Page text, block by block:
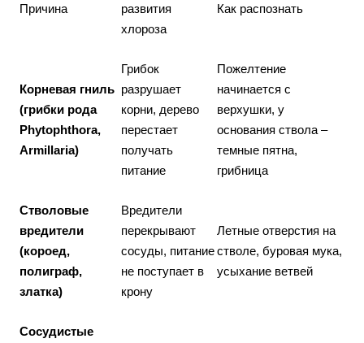
Причина
развития
хлороза
Как распознать
Корневая гниль
(грибки рода
Phytophthora,
Armillaria)
Грибок
разрушает
корни, дерево
перестает
получать
питание
Пожелтение
начинается с
верхушки, у
основания ствола –
темные пятна,
грибница
Стволовые
вредители
(короед,
полиграф,
златка)
Вредители
перекрывают
сосуды, питание
не поступает в
крону
Летные отверстия на
стволе, буровая мука,
усыхание ветвей
Сосудистые